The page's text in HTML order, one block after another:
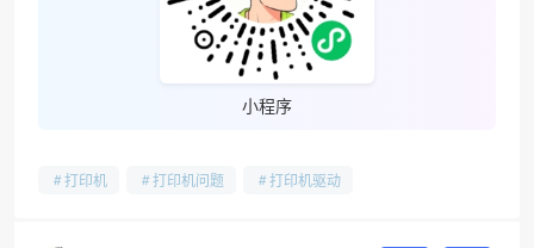
小程序
打印机 打印机问题 打印机驱动